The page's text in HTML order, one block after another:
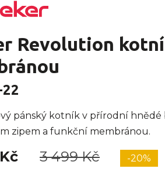
Revolution
pánský kotník v přírodní hnědé
zipem a funkční membránou.
3 499 Kč -20%